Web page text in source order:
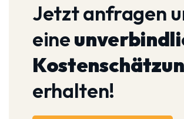
Jetzt anfragen
eine
erhalten!